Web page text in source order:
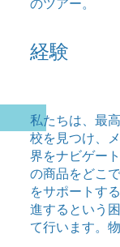
経験
私たちは、最
校を見つけ、
界をナビゲー
の商品をどこ
をサポートす
進するという
て行います。